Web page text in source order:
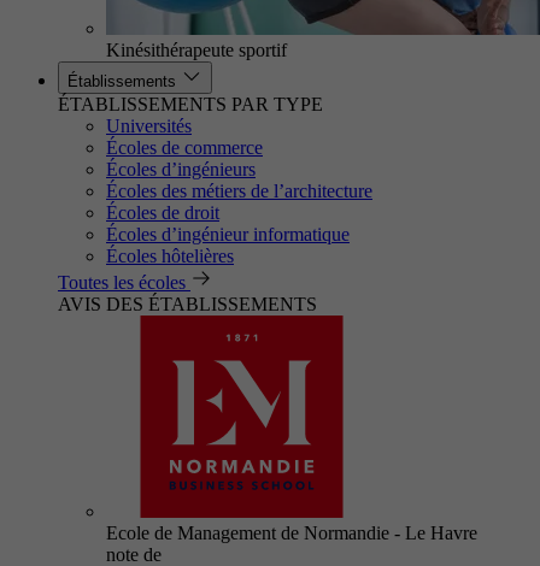
Kinésithérapeute sportif
Établissements
ÉTABLISSEMENTS PAR TYPE
Universités
Écoles de commerce
Écoles d’ingénieurs
Écoles des métiers de l’architecture
Écoles de droit
Écoles d’ingénieur informatique
Écoles hôtelières
Toutes les écoles
AVIS DES ÉTABLISSEMENTS
Ecole de Management de Normandie - Le Havre
note de